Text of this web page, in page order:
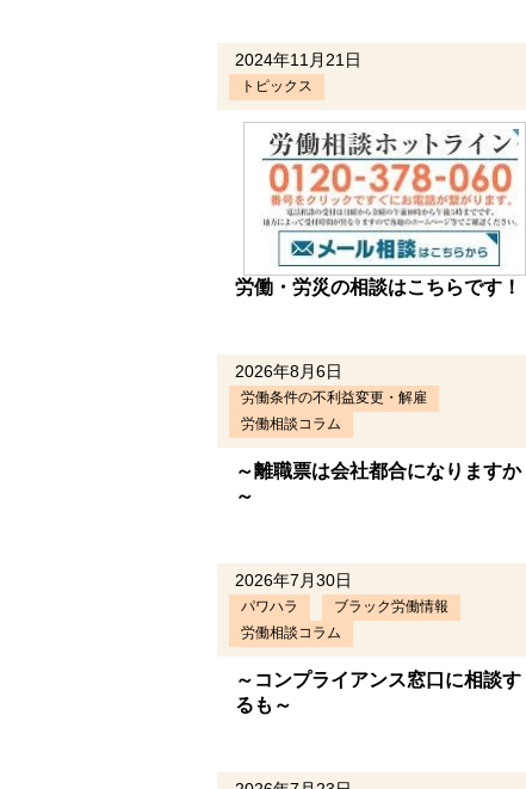
2024年11月21日
トピックス
労働・労災の相談はこちらです！
2026年8月6日
労働条件の不利益変更・解雇
労働相談コラム
～離職票は会社都合になりますか
～
2026年7月30日
パワハラ
ブラック労働情報
労働相談コラム
～コンプライアンス窓口に相談す
るも～